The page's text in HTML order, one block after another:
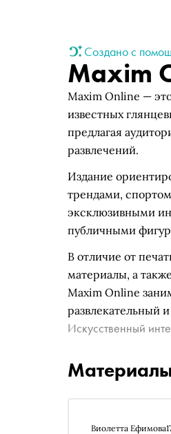
Создано с
Maxim
Maxim Online —
известных
предлагая
развлечений.
Издание
трендами,
эксклюзивными
публичными
В отличие от
материалы, а
Maxim Online
развлекательный
Искусственный
Виолетта Ефимова